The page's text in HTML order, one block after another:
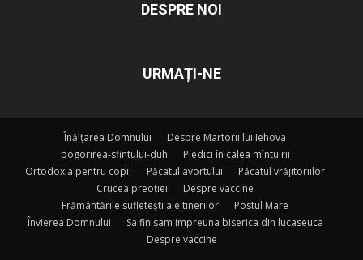
DESPRE NOI
URMAȚI-NE
Înălțarea Domnului
Despre Martorii lui Iehova
pogorirea-sfintului-duh
Piedici în calea mîntuirii
Ortodoxia pentru copii
Păcatul avortului
Păcatul vrăjitoriilor
Crucea preoției
Despre vaccine
Frământările sufletești ale tinerilor
Postul Mare
Învierea Domnului
Sa finisam impreuna biserica din lucaseuca
Despre vaccine